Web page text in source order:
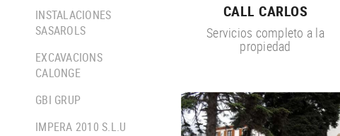
INSTALACIONES
SASAROLS
EXCAVACIONS
CALONGE
GBI GRUP
IMPERA 2010 S.L.U
CALL CARLOS
Servicios completo a la
propiedad